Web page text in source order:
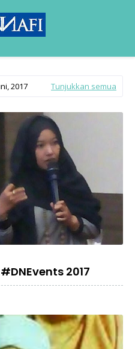
2017 Tunjukkan semua
2017